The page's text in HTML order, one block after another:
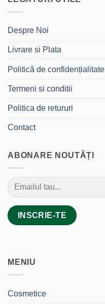
Despre Noi
Livrare si Plata
Politică de confidențialitate
Termeni si conditii
Politica de retururi
Contact
ABONARE NOUTĂȚI
MENIU
Cosmetice